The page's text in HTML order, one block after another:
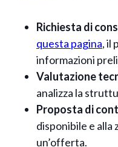
Richiesta di
questa pagina, il
informazioni
Valutazione
analizza la
Proposta di
disponibile e alla
un’offerta.